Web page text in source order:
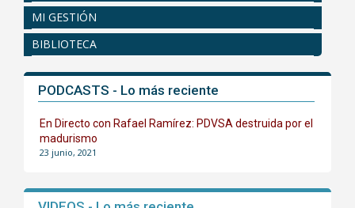
MI GESTIÓN
BIBLIOTECA
PODCASTS - Lo más reciente
En Directo con Rafael Ramírez: PDVSA destruida por el
madurismo
23 junio, 2021